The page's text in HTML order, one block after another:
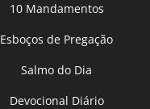
10 Mandamentos
Esboços de Pregação
Salmo do Dia
Devocional Diário